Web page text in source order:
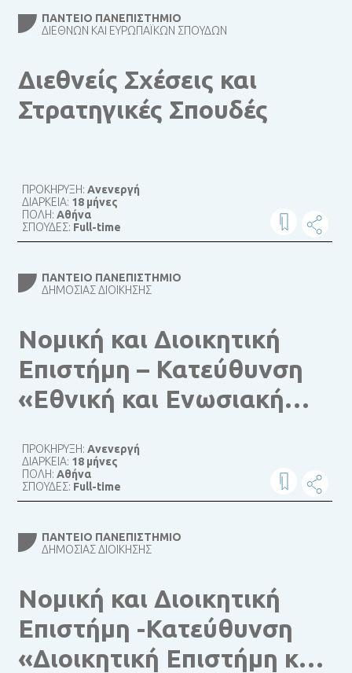
ΠΆΝΤΕΙΟ ΠΑΝΕΠΙΣΤΉΜΙΟ
ΔΙΕΘΝΏΝ ΚΑΙ ΕΥΡΩΠΑΪΚΏΝ ΣΠΟΥΔΏΝ
Διεθνείς Σχέσεις και
Στρατηγικές Σπουδές
ΠΡΟΚΗΡΥΞΗ:Ανενεργή
ΔΙΑΡΚΕΙΑ: 18 μήνες
ΠΟΛΗ:Αθήνα
ΣΠΟΥΔΕΣ: Full-time
ΠΆΝΤΕΙΟ ΠΑΝΕΠΙΣΤΉΜΙΟ
ΔΗΜΌΣΙΑΣ ΔΙΟΊΚΗΣΗΣ
Νομική και Διοικητική
Επιστήμη – Κατεύθυνση
«Εθνική και Ενωσιακή
ΠΡΟΚΗΡΥΞΗ:Ανενεργή
ΔΙΑΡΚΕΙΑ: 18 μήνες
ΠΟΛΗ:Αθήνα
ΣΠΟΥΔΕΣ: Full-time
ΠΆΝΤΕΙΟ ΠΑΝΕΠΙΣΤΉΜΙΟ
ΔΗΜΌΣΙΑΣ ΔΙΟΊΚΗΣΗΣ
Νομική και Διοικητική
Επιστήμη -Κατεύθυνση
«Διοικητική Επιστήμη και